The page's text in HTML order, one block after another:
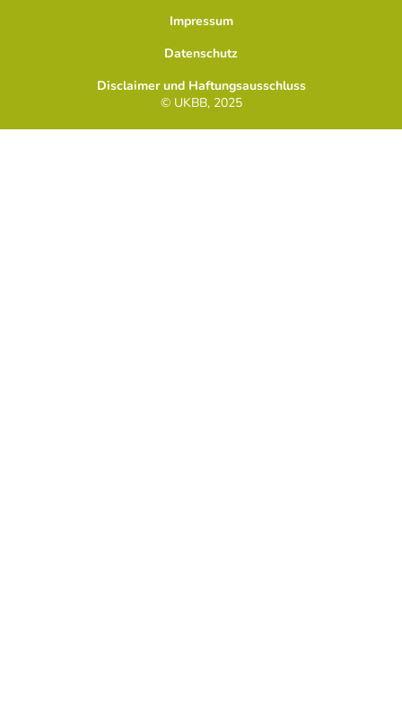
© UKBB, 2025
Impressum
Datenschutz
Disclaimer und Haftungsausschluss